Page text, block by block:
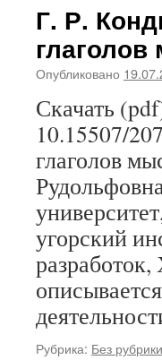
Г. Р.
Опубликовано
Скачать
10.15507/
глаголов
угорский
Рубрика: Без рубрики